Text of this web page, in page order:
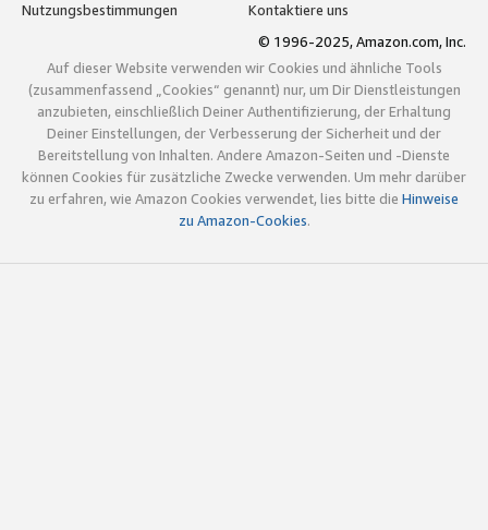
Nutzungsbestimmungen
Kontaktiere uns
© 1996-2025, Amazon.com, Inc.
Auf dieser Website verwenden wir Cookies und ähnliche Tools
(zusammenfassend „Cookies“ genannt) nur, um Dir Dienstleistungen
anzubieten, einschließlich Deiner Authentifizierung, der Erhaltung
Deiner Einstellungen, der Verbesserung der Sicherheit und der
Bereitstellung von Inhalten. Andere Amazon-Seiten und -Dienste
können Cookies für zusätzliche Zwecke verwenden. Um mehr darüber
zu erfahren, wie Amazon Cookies verwendet, lies bitte die Hinweise
zu Amazon-Cookies.